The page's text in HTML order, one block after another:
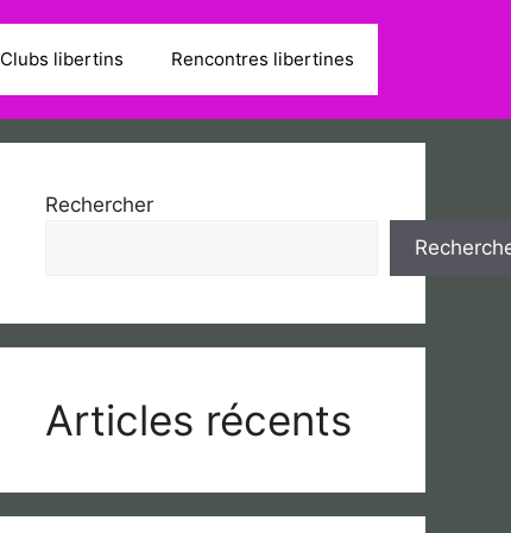
Clubs libertins Rencontres libertines
Rechercher
Articles récents